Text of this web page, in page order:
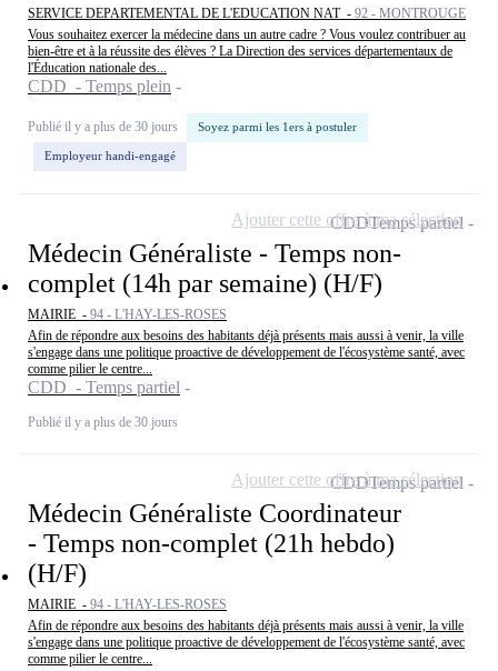
SERVICE DEPARTEMENTAL DE L'EDUCATION NAT - 92 - MONTROUGE
Vous souhaitez exercer la médecine dans un autre cadre ? Vous voulez contribuer au
bien-être et à la réussite des élèves ? La Direction des services départementaux de
l'Éducation nationale des...
CDD - Temps plein
Publié il y a plus de 30 jours Soyez parmi les 1ers à postuler
Employeur handi-engagé
Médecin Généraliste - Temps non-
complet (14h par semaine) (H/F)
MAIRIE - 94 - L'HAY-LES-ROSES
Afin de répondre aux besoins des habitants déjà présents mais aussi à venir, la ville
s'engage dans une politique proactive de développement de l'écosystème santé, avec
comme pilier le centre...
CDD - Temps partiel
Publié il y a plus de 30 jours
CDDTemps partiel
Ajouter cette offre à ma sélection
Médecin Généraliste Coordinateur
- Temps non-complet (21h hebdo)
(H/F)
MAIRIE - 94 - L'HAY-LES-ROSES
Afin de répondre aux besoins des habitants déjà présents mais aussi à venir, la ville
s'engage dans une politique proactive de développement de l'écosystème santé, avec
comme pilier le centre...
CDDTemps partiel
Ajouter cette offre à ma sélection